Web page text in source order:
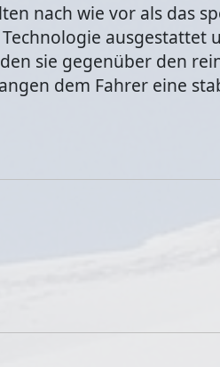
nach wie vor als das
ausgestattet
sie gegenüber den
dem Fahrer eine